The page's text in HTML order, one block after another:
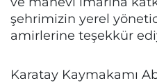
şehrimizin yerel
amirlerine teşekkür
Karatay Kaymakamı